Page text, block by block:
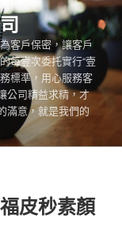
客戶保密，讓客戶
每壹次委托實行“壹
標準，用心服務客
公司精益求精，才
滿意，就是我們的
皮秒素顏